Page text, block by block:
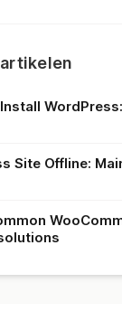
Site Offline: